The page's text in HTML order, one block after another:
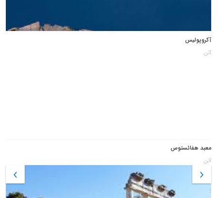
آکروپولیس
آتن
معبد هفائستوس
آتن